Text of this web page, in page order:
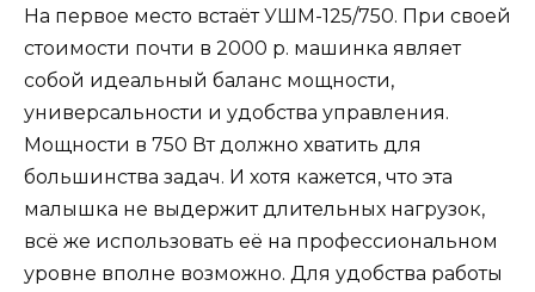
На первое место встаёт УШМ-125/750. При своей
стоимости почти в 2000 р. машинка являет
собой идеальный баланс мощности,
универсальности и удобства управления.
Мощности в 750 Вт должно хватить для
большинства задач. И хотя кажется, что эта
малышка не выдержит длительных нагрузок,
всё же использовать её на профессиональном
уровне вполне возможно. Для удобства работы